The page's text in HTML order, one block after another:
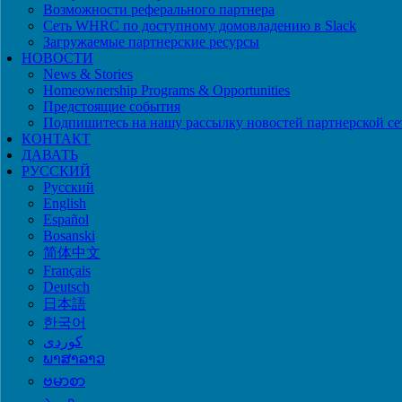
Возможности реферального партнера
Сеть WHRC по доступному домовладению в Slack
Загружаемые партнерские ресурсы
НОВОСТИ
News & Stories
Homeownership Programs & Opportunities
Предстоящие события
Подпишитесь на нашу рассылку новостей партнерской
КОНТАКТ
ДАВАТЬ
РУССКИЙ
Русский
English
Español
Bosanski
简体中文
Français
Deutsch
日本語
한국어
ພາສາລາວ
ဗမာစာ